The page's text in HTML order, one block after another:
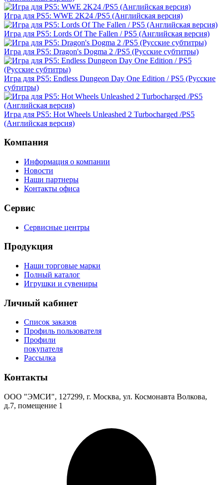
Игра для PS5: WWE 2K24 /PS5 (Английская версия)
Игра для PS5: Lords Of The Fallen / PS5 (Английская версия)
Игра для PS5: Dragon's Dogma 2 /PS5 (Русские субтитры)
Игра для PS5: Endless Dungeon Day One Edition / PS5 (Русские
субтитры)
Игра для PS5: Hot Wheels Unleashed 2 Turbocharged /PS5
(Английская версия)
Компания
Информация о компании
Новости
Наши партнеры
Контакты офиса
Сервис
Сервисные центры
Продукция
Наши торговые марки
Полный каталог
Игрушки и сувениры
Личный кабинет
Список заказов
Профиль пользователя
Профили
покупателя
Рассылка
Контакты
ООО "ЭМСИ", 127299, г. Москва, ул. Космонавта Волкова,
д.7, помещение 1